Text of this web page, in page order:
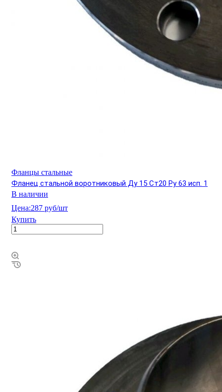
Фланцы стальные
Фланец стальной воротниковый Ду 15 Ст20 Ру 63 исп. 1
В наличии
Цена:287 руб/шт
Купить